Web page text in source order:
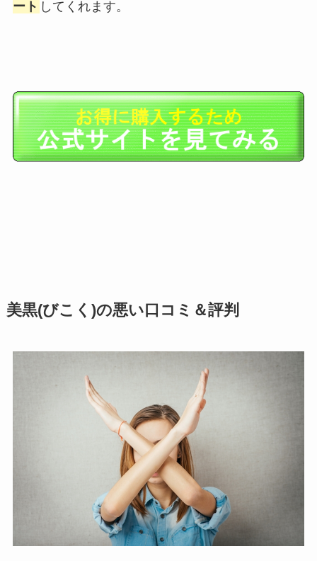
ート してくれます。
美黒(びこく)の悪い口コミ＆評判